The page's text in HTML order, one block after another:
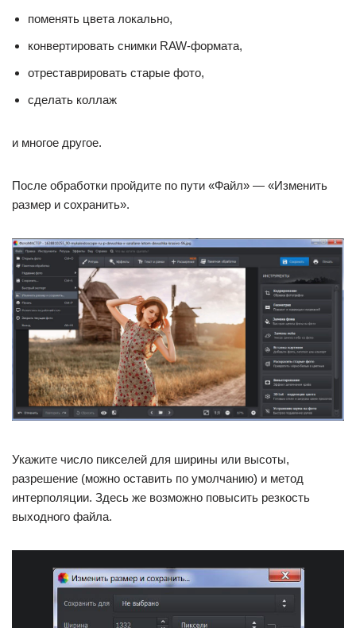
поменять цвета локально,
конвертировать снимки RAW-формата,
отреставрировать старые фото,
сделать коллаж
и многое другое.
После обработки пройдите по пути «Файл» — «Изменить
размер и сохранить».
Укажите число пикселей для ширины или высоты,
разрешение (можно оставить по умолчанию) и метод
интерполяции. Здесь же возможно повысить резкость
выходного файла.